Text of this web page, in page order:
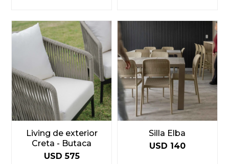
Living de exterior
Creta - Butaca
USD 575
Silla Elba
USD 140